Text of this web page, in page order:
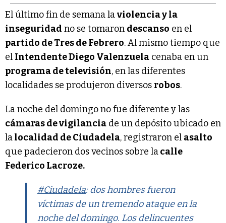
El último fin de semana laviolencia y la
inseguridad no se tomaron descanso en el
partido de Tres de Febrero. Al mismo tiempo que
el Intendente Diego Valenzuela cenaba en un
programa de televisión, en las diferentes
localidades se produjeron diversos robos.
La noche del domingo no fue diferente y las
cámaras de vigilancia de un depósito ubicado en
lalocalidad de Ciudadela, registraron el asalto
que padecieron dos vecinos sobre lacalle
Federico Lacroze.
#Ciudadela: dos hombres fueron
víctimas de un tremendo ataque en la
noche del domingo. Los delincuentes